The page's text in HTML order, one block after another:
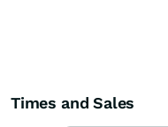
Times and Sales